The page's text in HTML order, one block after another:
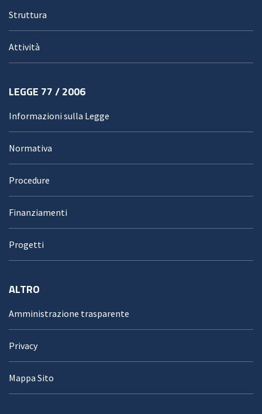
Struttura
Attività
LEGGE 77 / 2006
Informazioni sulla Legge
Normativa
Procedure
Finanziamenti
Progetti
ALTRO
Amministrazione trasparente
Privacy
Mappa Sito